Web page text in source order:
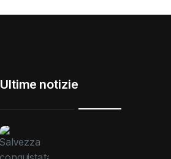
Ultime notizie